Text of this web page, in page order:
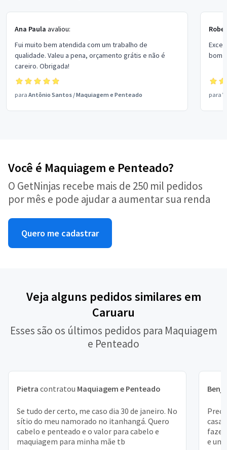
Ana Paula avaliou:
Fui muito bem atendida com um trabalho de
qualidade. Valeu a pena, orçamento grátis e não é
careiro. Obrigada!
para Antônio Santos /Maquiagem e Penteado
bom
para
Você é Maquiagem e Penteado?
O GetNinjas recebe mais de 250 mil pedidos
por mês e pode ajudar a aumentar sua renda
Quero me cadastrar
Veja alguns pedidos similares em
Caruaru
Esses são os últimos pedidos para Maquiagem
e Penteado
Pietra contratou Maquiagem e Penteado
Se tudo der certo, me caso dia 30 de janeiro. No
sítio do meu namorado no itanhangá. Quero
cabelo e penteado e o valor para cabelo e
maquiagem para minha mãe tb
e